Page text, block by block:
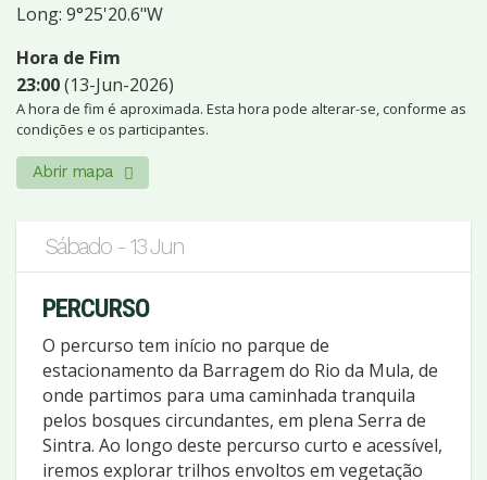
Long: 9°25'20.6"W
Hora de Fim
23:00(13-Jun-2026)
A hora de fim é aproximada. Esta hora pode alterar-se, conforme as
condições e os participantes.
Abrir mapa
Sábado - 13 Jun
PERCURSO
O percurso tem início no parque de
estacionamento da Barragem do Rio da Mula, de
onde partimos para uma caminhada tranquila
pelos bosques circundantes, em plena Serra de
Sintra. Ao longo deste percurso curto e acessível,
iremos explorar trilhos envoltos em vegetação